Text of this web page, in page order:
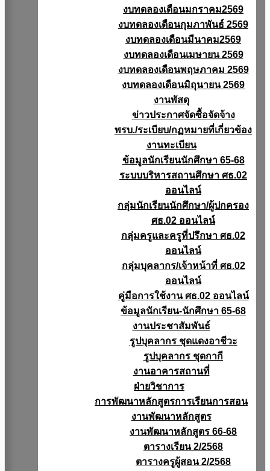
งบทดลองเดือนมกราคม2569
งบทดลองเดือนกุมภาพันธ์ 2569
งบทดลองเดือนมีนาคม2569
งบทดลองเดือนเมษายน 2569
งบทดลองเดือนพฤษภาคม 2569
งบทดลองเดือนมิถุนายน 2569
งานพัสดุ
ข่าวประกาศจัดซื้อจัดจ้าง
พรบ./ระเบียบ/กฏหมายที่เกี่ยวข้อง
งานทะเบียน
ข้อมูลนักเรียนนักศึกษา 65-68
ระบบบริหารสถานศึกษา ศธ.02
ออนไลน์
กลุ่มนักเรียนนักศึกษา/ผู้ปกครอง
ศธ.02 ออนไลน์
กลุ่มครูและครูที่ปรึกษา ศธ.02
ออนไลน์
กลุ่มบุคลากร/เจ้าหน้าที่ ศธ.02
ออนไลน์
คู่มือการใช้งาน ศธ.02 ออนไลน์
ข้อมูลนักเรียน-นักศึกษา 65-68
งานประชาสัมพันธ์
รูปบุคลากร ชุดแดงอาชีวะ
รูปบุคลากร ชุดกากี
งานอาคารสถานที่
ฝ่ายวิชาการ
การพัฒนาหลักสูตรการเรียนการสอน
งานพัฒนาหลักสูตร
งานพัฒนาหลักสูตร 66-68
ตารางเรียน 2/2568
ตารางครูผู้สอน 2/2568